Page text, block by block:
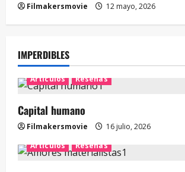
Filmakersmovie 12 mayo, 2026
IMPERDIBLES
Artículos Reseñas
Capital humano
Filmakersmovie
16 julio, 2026
Artículos
Reseñas